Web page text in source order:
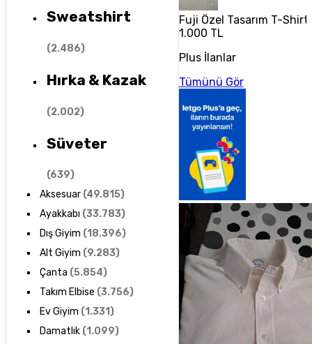
Sweatshirt
(2.486)
Hırka & Kazak
(2.002)
Süveter
(639)
Aksesuar(49.815)
Ayakkabı (33.783)
Dış Giyim (18.396)
Alt Giyim (9.283)
Çanta (5.854)
Takım Elbise (3.756)
Ev Giyim (1.331)
Damatlık(1.099)
Fuji Özel Tasarım T-Shirt
1.000 TL
Plus İlanlar
Tümünü Gör